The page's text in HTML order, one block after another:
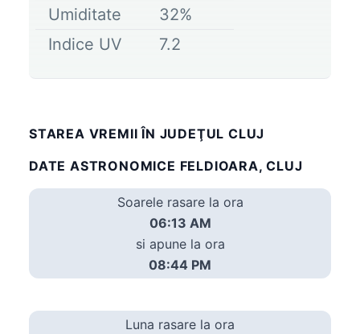
Umiditate
32%
Indice UV
7.2
STAREA VREMII ÎN JUDEŢUL CLUJ
DATE ASTRONOMICE FELDIOARA, CLUJ
Soarele rasare la ora
06:13 AM
si apune la ora
08:44 PM
Luna rasare la ora